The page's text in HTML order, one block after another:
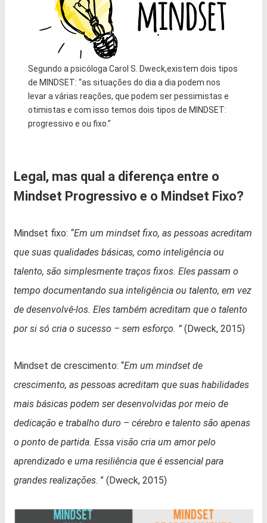
Segundo a psicóloga Carol S. Dweck,existem dois tipos
de MINDSET: “as situações do dia a dia podem nos
levar a várias reações, que podem ser pessimistas e
otimistas e com isso temos dois tipos de MINDSET:
progressivo e ou fixo.”
Legal, mas qual a diferença entre o
Mindset Progressivo e o Mindset Fixo?
Mindset fixo: “Em um mindset fixo, as pessoas acreditam
que suas qualidades básicas, como inteligência ou
talento, são simplesmente traços fixos. Eles passam o
tempo documentando sua inteligência ou talento, em vez
de desenvolvê-los. Eles também acreditam que o talento
por si só cria o sucesso – sem esforço. ” (Dweck, 2015)
Mindset de crescimento: “Em um mindset de
crescimento, as pessoas acreditam que suas habilidades
mais básicas podem ser desenvolvidas por meio de
dedicação e trabalho duro – cérebro e talento são apenas
o ponto de partida. Essa visão cria um amor pelo
aprendizado e uma resiliência que é essencial para
grandes realizações. ” (Dweck, 2015)